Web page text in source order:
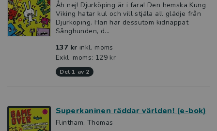
Åh nej! Djurköping är i fara! Den hemska Kung
Viking hatar kul och vill stjäla all glädje från
Djurköping. Han har dessutom kidnappat
Sånghunden, d...
137 kr inkl. moms
Exkl. moms: 129 kr
del 1 av 2
Superkaninen räddar världen! (e-bok)
Flintham, Thomas